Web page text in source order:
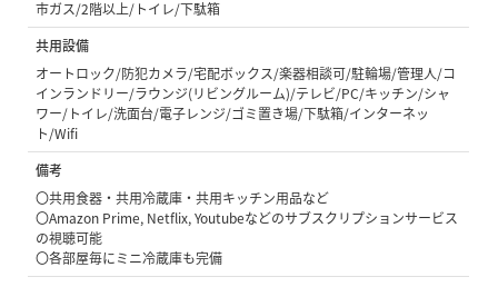
市ガス/2階以上/トイレ/下駄箱
共用設備
オートロック/防犯カメラ/宅配ボックス/楽器相談可/駐輪場/管理人/コ
インランドリー/ラウンジ(リビングルーム)/テレビ/PC/キッチン/シャ
ワー/トイレ/洗面台/電子レンジ/ゴミ置き場/下駄箱/インターネッ
ト/Wifi
備考
〇共用食器・共用冷蔵庫・共用キッチン用品など
〇Amazon Prime, Netflix, Youtubeなどのサブスクリプションサービス
の視聴可能
〇各部屋毎にミニ冷蔵庫も完備